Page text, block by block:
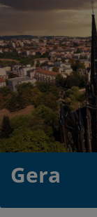
Gera